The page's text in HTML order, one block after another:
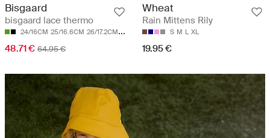
Bisgaard
bisgaard lace thermo
24/16CM 25/16.6CM 26/17.2CM 27/17.9CM 28/18.7CM
48.71 € 64.95 €
Wheat
Rain Mittens Rily
S M L XL
19.95 €